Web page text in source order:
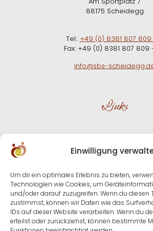
Einwilligung
Um dir ein optimales Erlebnis zu bieten,
Technologien wie Cookies, um
und/oder darauf zuzugreifen. Wenn du diesen
zustimmst, können wir Daten wie das
IDs auf dieser Website verarbeiten. Wenn du
erteilst oder zurückziehst, können bestimmte
88175 Scheidegg
Tel.: +49 (0) 8381 807 809
Fax: +49 (0) 8381 807 809
info@sbs-
Links
Datenschutz
Cookie-Richtlinie